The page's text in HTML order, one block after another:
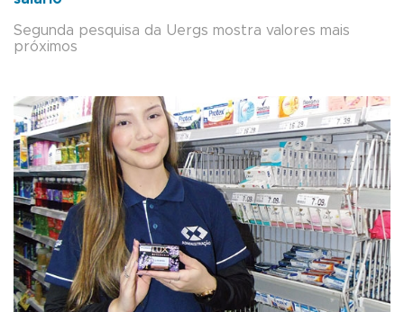
Segunda pesquisa da Uergs mostra valores mais
próximos